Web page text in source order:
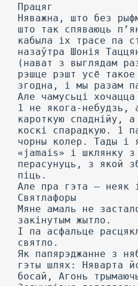
Працяг
Няважна, што без
што так спяваюць
кабыла іх трасе па
назаўтра Шонія
(нават з выглядам
рэшце рэшт усё
згодна, і мы разам
Але чамусьці
1 не якога-небудзь,
кароткую спаднійу,
коскі спарадкую. 1
чорны колер. Тады і
«jamais» і шклянку з
перасунуць, з якой
піць.
Але пра гэта — неяк
Святлафоры
Мяне амаль не
закінутым жытло.
I па асфальце
святло.
Як папярэджанне з
гэты шлях: Няварта
босай, Агонь